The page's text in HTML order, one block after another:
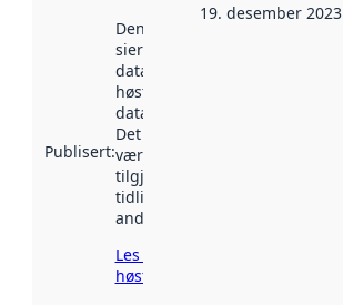
Publisert:
Denne datoen
sier når
datasettet ble
høstet av
data.norge.no.
Det kan ha
vært
tilgjengelig
tidligere
andre steder.
Les mer om
høsting her
19. desember 2023